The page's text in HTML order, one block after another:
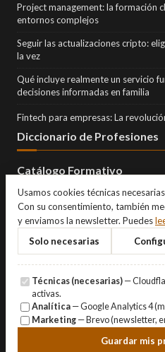
Project management: la formación
entornos complejos
Seguir las actualizaciones cripto:
la vez
Qué incluye realmente un servicio
decisiones informadas en familia
Fintech para empresas: La
Diccionario de Profesiones
Catálogo Formativo
Aviso Legal·Privacidad·
Usamos cookies técnicas
Con su consentimiento, también
y enviamos la newsletter. Puedes
Solo necesarias
Técnicas (necesarias) —
activas.
Analítica — Google Analytics 4
Marketing — Brevo (newsletter,
Guardar mis